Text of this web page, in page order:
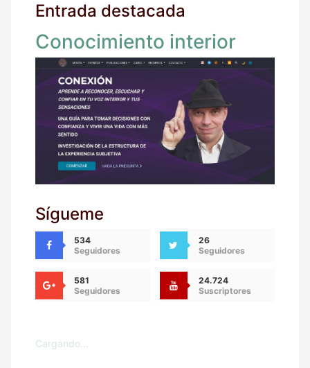
Entrada destacada
Conocimiento interior
Sígueme
534
Seguidores
26
Seguidores
581
Seguidores
24.724
Suscriptores
Cargando...